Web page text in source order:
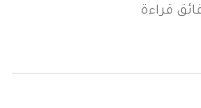
قراءة